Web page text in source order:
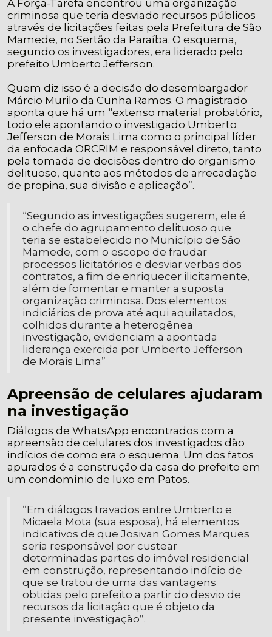
A Força-Tarefa encontrou uma organização
criminosa que teria desviado recursos públicos
através de licitações feitas pela Prefeitura de São
Mamede, no Sertão da Paraíba. O esquema,
segundo os investigadores, era liderado pelo
prefeito Umberto Jefferson.
Quem diz isso é a decisão do desembargador
Márcio Murilo da Cunha Ramos. O magistrado
aponta que há um “extenso material probatório,
todo ele apontando o investigado Umberto
Jefferson de Morais Lima como o principal líder
da enfocada ORCRIM e responsável direto, tanto
pela tomada de decisões dentro do organismo
delituoso, quanto aos métodos de arrecadação
de propina, sua divisão e aplicação”.
“Segundo as investigações sugerem, ele é
o chefe do agrupamento delituoso que
teria se estabelecido no Município de São
Mamede, com o escopo de fraudar
processos licitatórios e desviar verbas dos
contratos, a fim de enriquecer ilicitamente,
além de fomentar e manter a suposta
organização criminosa. Dos elementos
indiciários de prova até aqui aquilatados,
colhidos durante a heterogênea
investigação, evidenciam a apontada
liderança exercida por Umberto Jefferson
de Morais Lima”
Apreensão de celulares ajudaram
na investigação
Diálogos de WhatsApp encontrados com a
apreensão de celulares dos investigados dão
indícios de como era o esquema. Um dos fatos
apurados é a construção da casa do prefeito em
um condomínio de luxo em Patos.
“Em diálogos travados entre Umberto e
Micaela Mota (sua esposa), há elementos
indicativos de que Josivan Gomes Marques
seria responsável por custear
determinadas partes do imóvel residencial
em construção, representando indício de
que se tratou de uma das vantagens
obtidas pelo prefeito a partir do desvio de
recursos da licitação que é objeto da
presente investigação”.